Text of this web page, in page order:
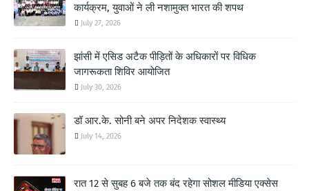
कार्यक्रम, युवाओं ने ली नशामुक्त भारत की शपथ
July 27, 2026
झांसी में एसिड अटैक पीड़ितों के अधिकारों पर विधिक
जागरूकता शिविर आयोजित
July 30, 2026
डॉ आर.के. सोनी बने अपर निदेशक स्वास्थ्य
July 14, 2026
रात 12 से सुबह 6 बजे तक बंद रहेगा सोशल मीडिया एक्सेस